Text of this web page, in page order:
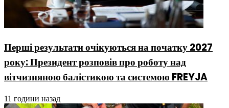
Перші результати очікуються на початку 2027
року: Президент розповів про роботу над
вітчизняною балістикою та системою FREYJA
11 години назад